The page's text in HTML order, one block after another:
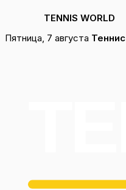
TENNIS WORLD
Перейти
Пятница, 7 августа Теннис